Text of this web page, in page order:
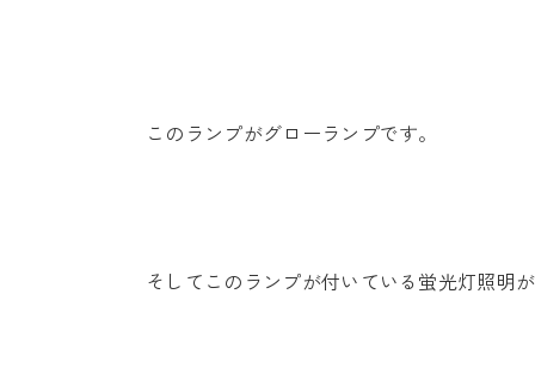
このランプがグローランプです。
そしてこのランプが付いている蛍光灯照明